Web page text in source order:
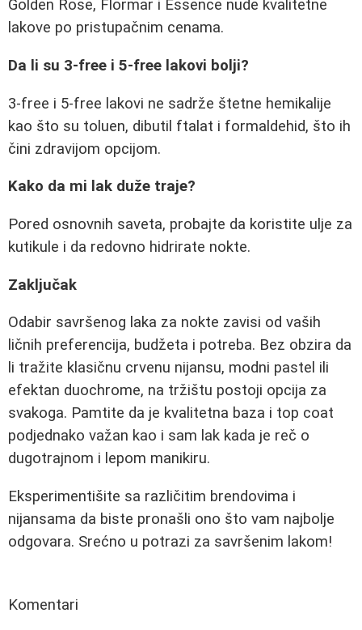
Golden Rose, Flormar i Essence nude kvalitetne
lakove po pristupačnim cenama.
Da li su 3-free i 5-free lakovi bolji?
3-free i 5-free lakovi ne sadrže štetne hemikalije
kao što su toluen, dibutil ftalat i formaldehid, što ih
čini zdravijom opcijom.
Kako da mi lak duže traje?
Pored osnovnih saveta, probajte da koristite ulje za
kutikule i da redovno hidrirate nokte.
Zaključak
Odabir savršenog laka za nokte zavisi od vaših
ličnih preferencija, budžeta i potreba. Bez obzira da
li tražite klasičnu crvenu nijansu, modni pastel ili
efektan duochrome, na tržištu postoji opcija za
svakoga. Pamtite da je kvalitetna baza i top coat
podjednako važan kao i sam lak kada je reč o
dugotrajnom i lepom manikiru.
Eksperimentišite sa različitim brendovima i
nijansama da biste pronašli ono što vam najbolje
odgovara. Srećno u potrazi za savršenim lakom!
Komentari